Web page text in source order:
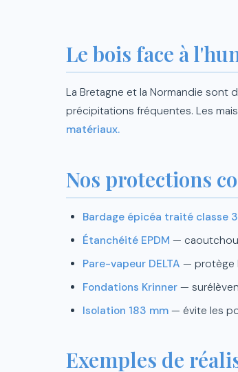
Le bois face à
La Bretagne et la Normandie sont
précipitations fréquentes. Les
matériaux.
Nos protections
Bardage épicéa traité classe 3
Étanchéité EPDM —
Pare-vapeur DELTA — protège
Fondations Krinner —
Isolation 183 mm — évite les
Exemples de